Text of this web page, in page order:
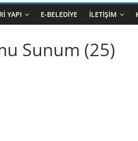
YAPI E-BELEDİYE İLETİŞİM
Sunum (25)